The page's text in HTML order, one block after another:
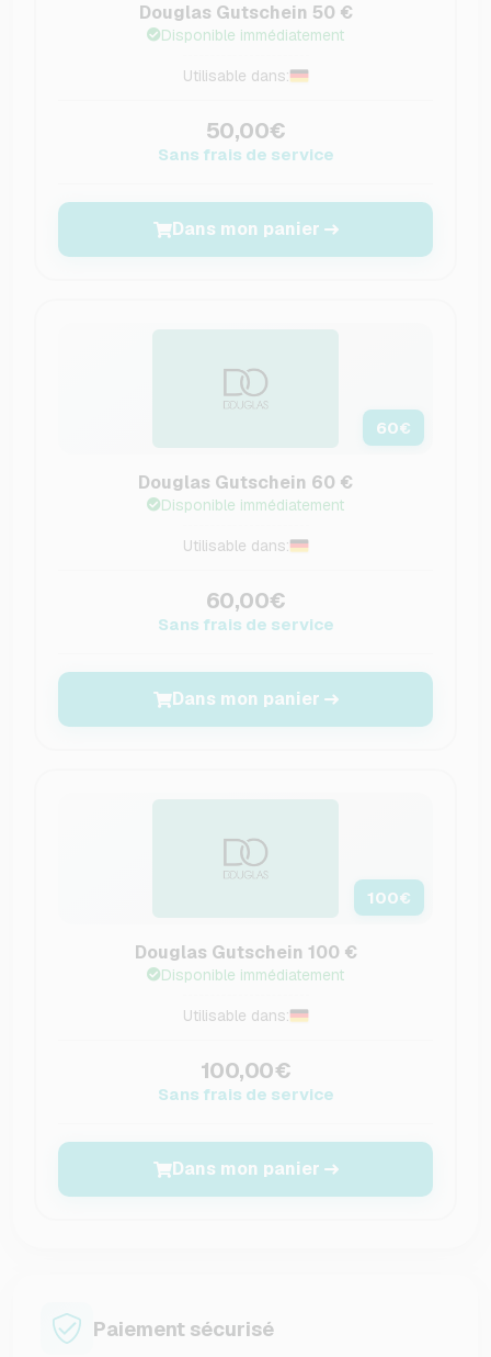
Douglas Gutschein 50 €
Disponible immédiatement
Utilisable dans:
50,00€
Sans frais de service
Dans mon panier
60€
Douglas Gutschein 60 €
Disponible immédiatement
Utilisable dans:
60,00€
Sans frais de service
Dans mon panier
100€
Douglas Gutschein 100 €
Disponible immédiatement
Utilisable dans:
100,00€
Sans frais de service
Dans mon panier
Paiement sécurisé